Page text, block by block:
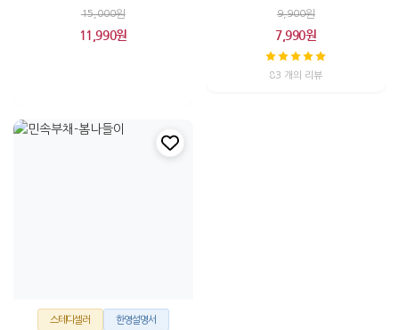
15,000원
11,990원
9,900원
7,990원
83 개의 리뷰
스테디셀러 한영설명서